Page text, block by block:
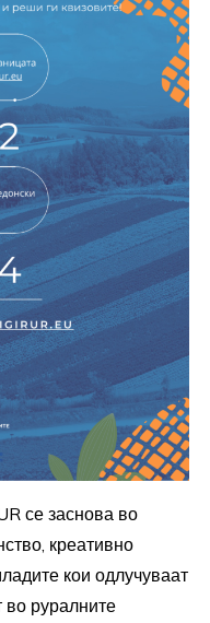
се заснова во
креативно
кои одлучуваат
во руралните